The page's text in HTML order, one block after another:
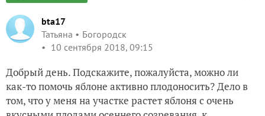
bta17
Татьяна
Богородск
10 сентября 2018, 09:15
Добрый день. Подскажите, пожалуйста, можно ли
как-то помочь яблоне активно плодоносить? Дело в
том, что у меня на участке растет яблоня с очень